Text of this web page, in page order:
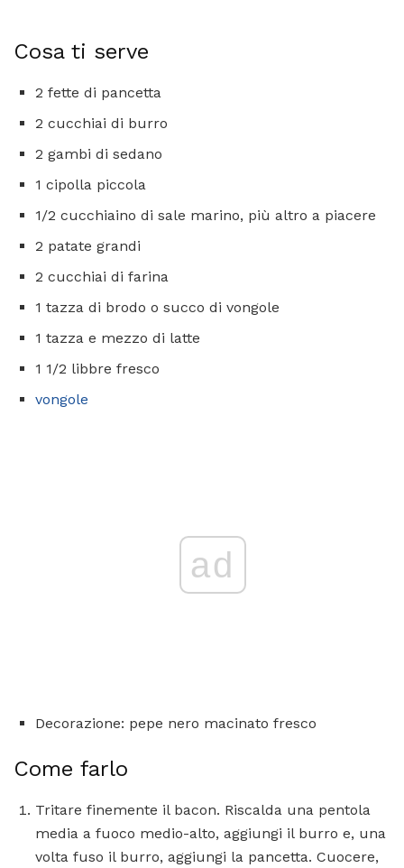
Cosa ti serve
2 fette di pancetta
2 cucchiai di burro
2 gambi di sedano
1 cipolla piccola
1/2 cucchiaino di sale marino, più altro a piacere
2 patate grandi
2 cucchiai di farina
1 tazza di brodo o succo di vongole
1 tazza e mezzo di latte
1 1/2 libbre fresco
vongole
ad
Decorazione: pepe nero macinato fresco
Come farlo
Tritare finemente il bacon. Riscalda una pentola
media a fuoco medio-alto, aggiungi il burro e, una
volta fuso il burro, aggiungi la pancetta. Cuocere,